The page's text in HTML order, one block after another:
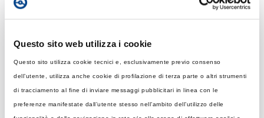
Questo sito web utilizza i cookie
Questo sito utilizza cookie tecnici e, esclusivamente previo consenso
dell’utente, utilizza anche cookie di profilazione di terza parte o altri strumenti
di tracciamento al fine di inviare messaggi pubblicitari in linea con le
preferenze manifestate dall’utente stesso nell’ambito dell’utilizzo delle
Tempo di ricarica con 22 kW
Rapida: tempo necessario per ricaricare 50 km
Elemento 1:1 ore 1 minuti
Ultraveloce
Colonnina DC 150 kW